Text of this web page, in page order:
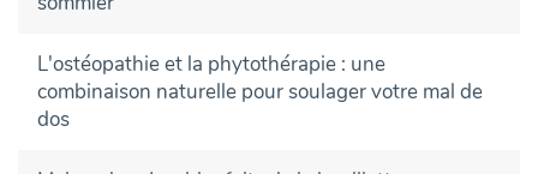
L'ostéopathie et la phytothérapie : une
combinaison naturelle pour soulager votre mal de
dos